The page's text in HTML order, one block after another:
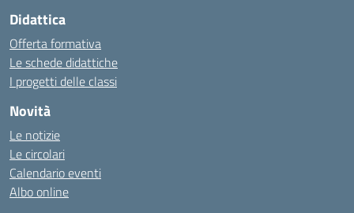
Didattica
Offerta formativa
Le schede didattiche
I progetti delle classi
Novità
Le notizie
Le circolari
Calendario eventi
Albo online